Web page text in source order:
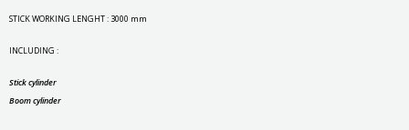
STICK WORKING LENGHT : 3000 mm
INCLUDING :
Stick cylinder
Boom cylinder